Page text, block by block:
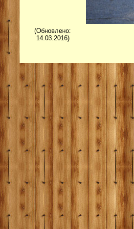
(Обновлено:
14.03.2016)